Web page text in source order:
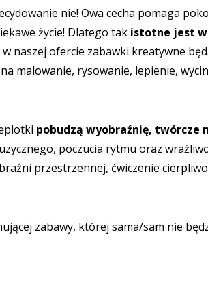
nie! Owa cecha pomaga
życie! Dlatego tak istotne jest
w naszej ofercie zabawki kreatywne
malowanie, rysowanie, lepienie,
pobudzą wyobraźnię, twórcze
poczucia rytmu oraz
przestrzennej, ćwiczenie
zabawy, której sama/sam nie